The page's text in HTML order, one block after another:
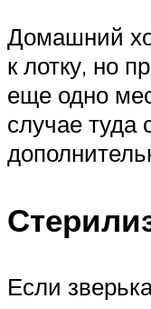
Домашний
к лотку, но
еще одно
случае туда
Если